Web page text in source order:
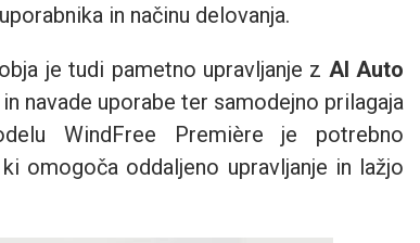
in načinu delovanja.
je tudi pametno upravljanje z AI Auto
navade uporabe ter samodejno prilagaja
WindFree Première je potrebno
ki omogoča oddaljeno upravljanje in lažjo